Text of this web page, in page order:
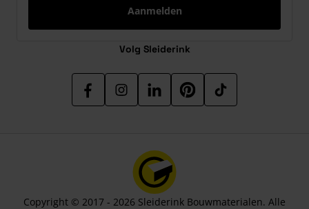
Aanmelden
Volg Sleiderink
Copyright © 2017 - 2026 Sleiderink Bouwmaterialen. Alle